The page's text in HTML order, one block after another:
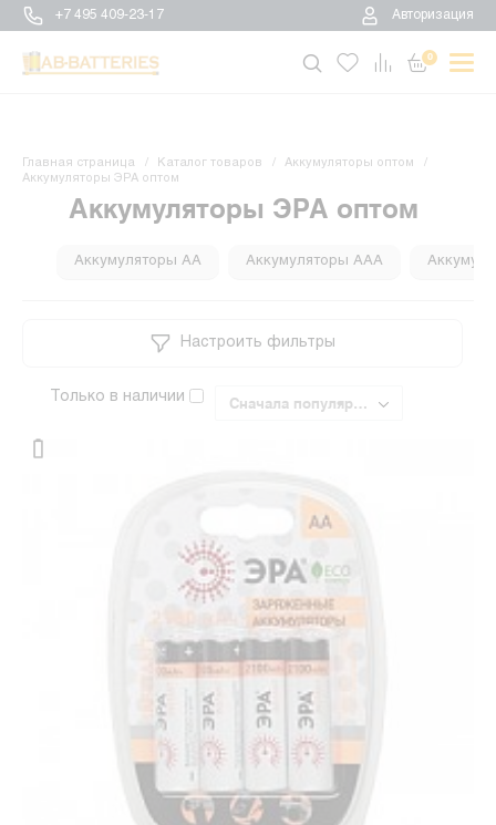
+7 495 409-23-17 Авторизация
0
Главная страница Каталог товаров
Аккумуляторы оптом
Аккумуляторы ЭРА оптом
Аккумуляторы ЭРА оптом
Аккумуляторы АА Аккумуляторы ААА
Настроить фильтры
Только в наличии Сначала популярные